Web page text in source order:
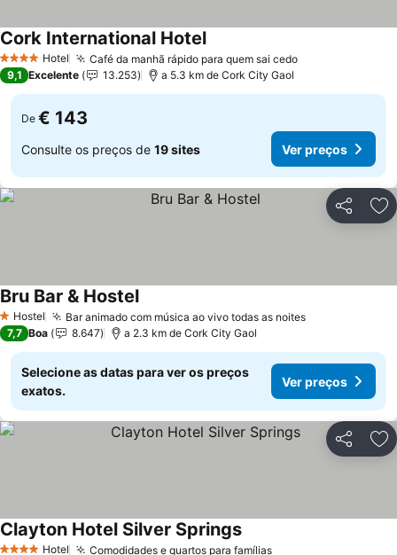
4 EstrelasHotel Café da manhã rápido para quem sai cedo
Cork International Hotel
9,1 Excelente 13.253 a 5.3 km de Cork City Gaol
De € 143
Consulte os preços de 19 sites Ver preços
Partilhar
1 Estrelas
Hostel Bar animado com música ao vivo todas as noites
Bru Bar & Hostel
7,7 Boa 8.647 a 2.3 km de Cork City Gaol
Selecione as datas para ver os preços
exatos.
Ver preços
Partilhar
Hotel Comodidades e quartos para famílias
Clayton Hotel Silver Springs